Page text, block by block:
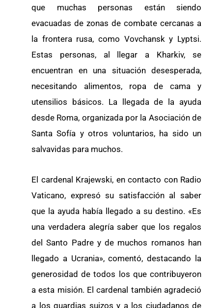
que muchas personas están siendo
evacuadas de zonas de combate cercanas a
la frontera rusa, como Vovchansk y Lyptsi.
Estas personas, al llegar a Kharkiv, se
encuentran en una situación desesperada,
necesitando alimentos, ropa de cama y
utensilios básicos. La llegada de la ayuda
desde Roma, organizada por la Asociación de
Santa Sofía y otros voluntarios, ha sido un
salvavidas para muchos.
El cardenal Krajewski, en contacto con Radio
Vaticano, expresó su satisfacción al saber
que la ayuda había llegado a su destino. «Es
una verdadera alegría saber que los regalos
del Santo Padre y de muchos romanos han
llegado a Ucrania», comentó, destacando la
generosidad de todos los que contribuyeron
a esta misión. El cardenal también agradeció
a los guardias suizos y a los ciudadanos de